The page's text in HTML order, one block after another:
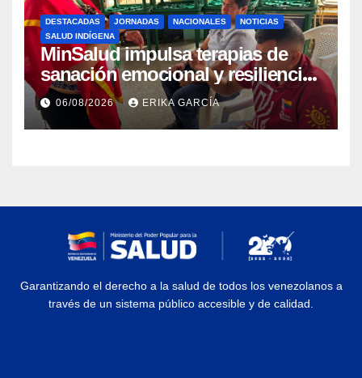
DESTACADAS JORNADAS NACIONALES
NOTICIAS
SALUD INDÍGENA
MinSalud impulsa terapias de
sanación emocional y resiliencia
post-sismo junto a comunidades
indígenas en Caracas
06/08/2026 ERIKA GARCÍA
Garantizando el derecho a la salud de todos los venezolanos a
través de un sistema público accesible y de calidad.